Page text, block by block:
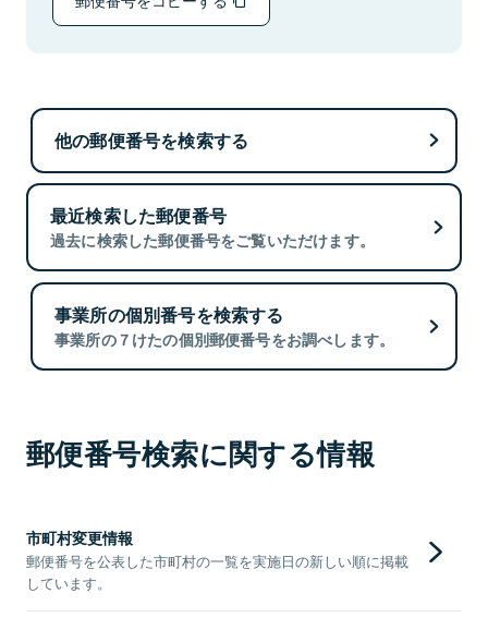
他の郵便番号を検索する
最近検索した郵便番号
過去に検索した郵便番号をご覧いただけます。
事業所の個別番号を検索する
事業所の７けたの個別郵便番号をお調べします。
郵便番号検索に関する情報
市町村変更情報
郵便番号を公表した市町村の一覧を実施日の新しい順に掲載
しています。